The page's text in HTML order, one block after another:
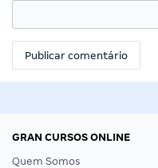
GRAN CURSOS ONLINE
Quem Somos